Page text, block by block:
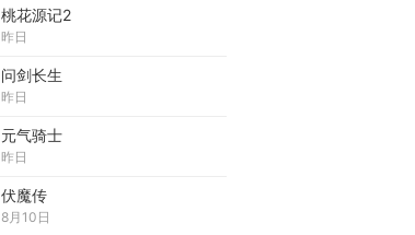
桃花源记2
昨日
问剑长生
昨日
元气骑士
昨日
伏魔传
8月10日